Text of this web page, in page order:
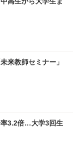
来教師セミナー」
率3.2倍…大学3回生